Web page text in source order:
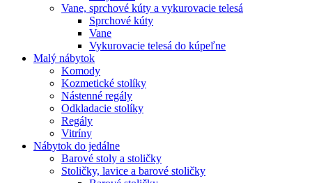
Vane, sprchové kúty a vykurovacie telesá
Sprchové kúty
Vane
Vykurovacie telesá do kúpeľne
Malý nábytok
Komody
Kozmetické stolíky
Nástenné regály
Odkladacie stolíky
Regály
Vitríny
Nábytok do jedálne
Barové stoly a stoličky
Stoličky, lavice a barové stoličky